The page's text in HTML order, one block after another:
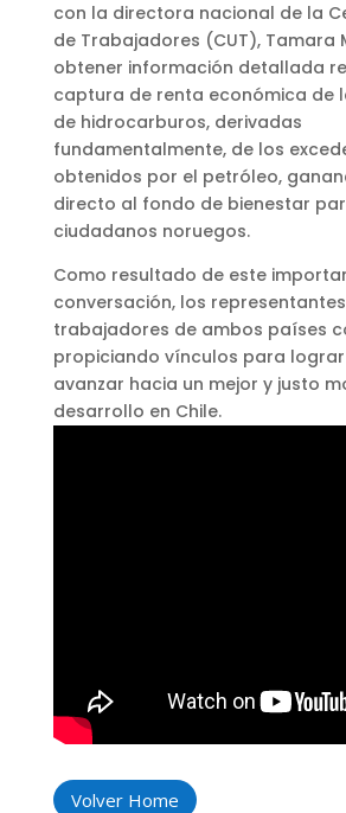
con la directora nacional de la
de Trabajadores (CUT), Tamara
obtener información detallada
captura de renta económica de
de hidrocarburos, derivadas
fundamentalmente, de los
obtenidos por el petróleo,
directo al fondo de bienestar
ciudadanos noruegos.
Como resultado de este
conversación, los
trabajadores de ambos países
propiciando vínculos para
avanzar hacia un mejor y justo
desarrollo en Chile.
Volver Home